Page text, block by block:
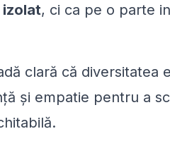
izolat, ci ca pe o parte
clară că diversitatea
și empatie pentru a